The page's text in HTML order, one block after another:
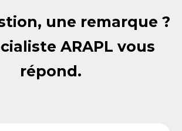
une remarque ?
ARAPL vous
répond.